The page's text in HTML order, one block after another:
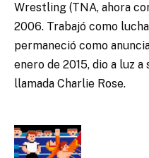
Wrestling (TNA, ahora
2006. Trabajó como
permaneció como
enero de 2015, dio a luz
llamada Charlie Rose.